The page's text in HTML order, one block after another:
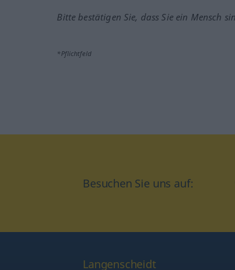
Bitte bestätigen Sie, dass Sie ein Mensch
*Pflichtfeld
Besuchen Sie uns auf:
Langenscheidt